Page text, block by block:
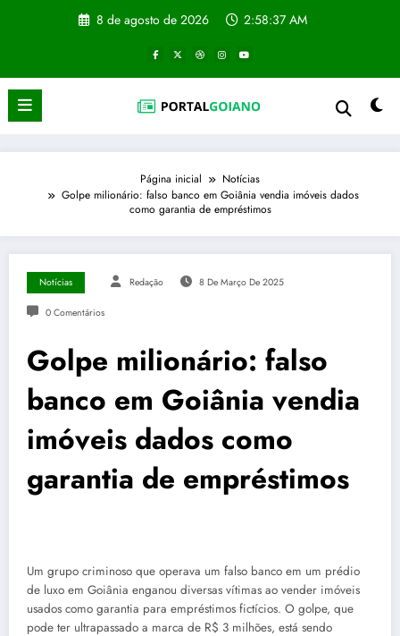
8 de agosto de 2026 2:58:38 AM
Página inicial
Notícias
Golpe milionário: falso banco em Goiânia vendia imóveis dados
como garantia de empréstimos
Notícias Redação 8 De Março De 2025
0 Comentários
Golpe milionário: falso
banco em Goiânia vendia
imóveis dados como
garantia de empréstimos
Um grupo criminoso que operava um falso banco em um prédio
de luxo em Goiânia enganou diversas vítimas ao vender imóveis
usados como garantia para empréstimos fictícios. O golpe, que
pode ter ultrapassado a marca de R$ 3 milhões, está sendo